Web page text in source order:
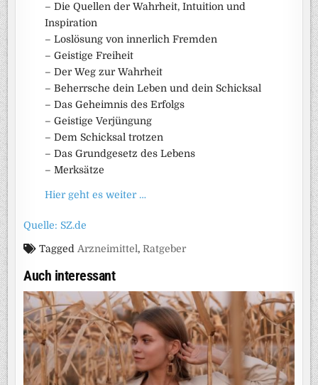
– Die Quellen der Wahrheit, Intuition und
Inspiration
– Loslösung von innerlich Fremden
– Geistige Freiheit
– Der Weg zur Wahrheit
– Beherrsche dein Leben und dein Schicksal
– Das Geheimnis des Erfolgs
– Geistige Verjüngung
– Dem Schicksal trotzen
– Das Grundgesetz des Lebens
– Merksätze
Hier geht es weiter …
Quelle: SZ.de
Tagged Arzneimittel,Ratgeber
Auch interessant